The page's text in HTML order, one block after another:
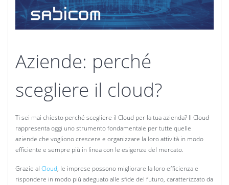
Aziende: perché
scegliere il cloud?
Ti sei mai chiesto perché scegliere il Cloud per la tua azienda? Il Cloud
rappresenta oggi uno strumento fondamentale per tutte quelle
aziende che vogliono crescere e organizzare la loro attività in modo
efficiente e sempre più in linea con le esigenze del mercato.
Grazie al Cloud, le imprese possono migliorare la loro efficienza e
rispondere in modo più adeguato alle sfide del futuro, caratterizzato da